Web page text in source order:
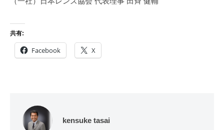
共有:
Facebook X
kensuke tasai